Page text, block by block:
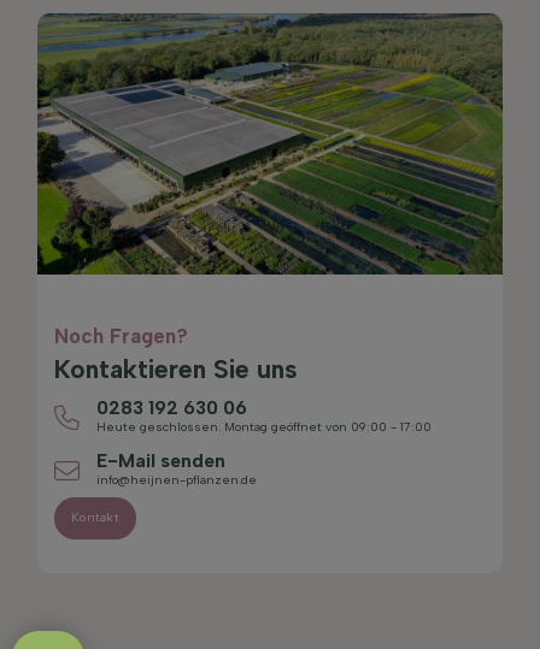
Noch Fragen?
Kontaktieren Sie uns
0283 192 630 06
Heute geschlossen. Montag geöffnet von 09:00 - 17:00
E-Mail senden
info@heijnen-pflanzen.de
Kontakt